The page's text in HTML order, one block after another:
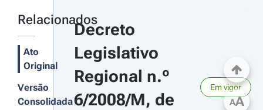
Relacionados
Ato
Original
Versão
Consolidada
Decreto
Legislativo
Regional n.º
6/2008/M, de
Em vigor
AA